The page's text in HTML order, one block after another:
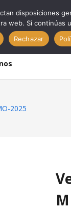
2025
disposiciones
web. Si
Rechazar